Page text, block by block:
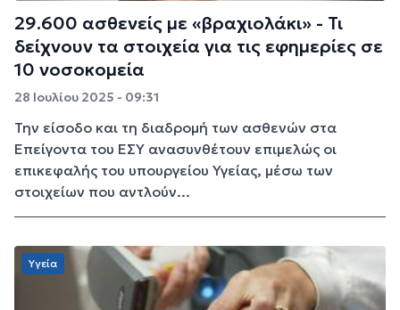
29.600 ασθενείς με «βραχιολάκι» - Τι
δείχνουν τα στοιχεία για τις εφημερίες σε
10 νοσοκομεία
28 Ιουλίου 2025 - 09:31
Την είσοδο και τη διαδρομή των ασθενών στα
Επείγοντα του ΕΣΥ ανασυνθέτουν επιμελώς οι
επικεφαλής του υπουργείου Υγείας, μέσω των
στοιχείων που αντλούν...
Υγεία